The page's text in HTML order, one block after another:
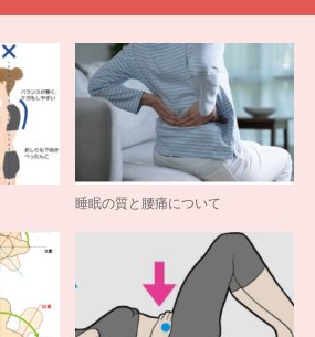
睡眠の質と腰痛について